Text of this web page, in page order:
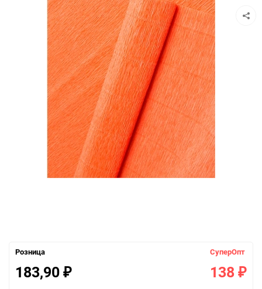
Розница
183,90 ₽
СуперОпт
138 ₽